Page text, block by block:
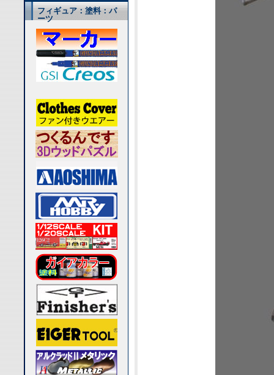
フィギュア：塗料：パ
ーツ